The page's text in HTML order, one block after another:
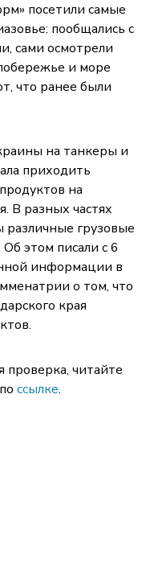
посетили самые
пообщались с
сами осмотрели
и море
что ранее были
на танкеры и
приходить
на
В разных частях
различные грузовые
этом писали с 6
информации в
о том, что
края
проверка, читайте
ссылке.